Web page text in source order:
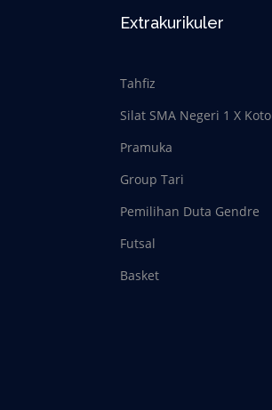
Extrakurikuler
Tahfiz
Silat SMA Negeri 1 X Koto
Pramuka
Group Tari
Pemilihan Duta Gendre
Futsal
Basket